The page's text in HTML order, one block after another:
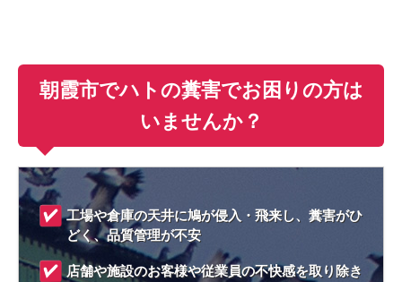
朝霞市でハトの糞害でお困りの方は
いませんか？
工場や倉庫の天井に鳩が侵入・飛来し、糞害がひ
どく、品質管理が不安
店舗や施設のお客様や従業員の不快感を取り除き